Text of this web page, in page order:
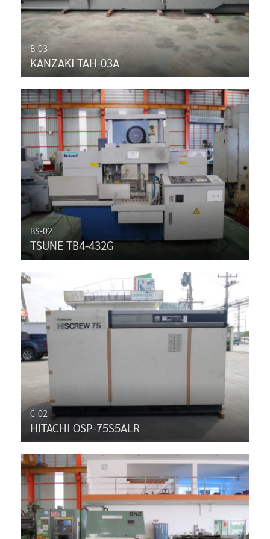
B-03
KANZAKI TAH-03A
BS-02
TSUNE TB4-432G
C-02
HITACHI OSP-75S5ALR